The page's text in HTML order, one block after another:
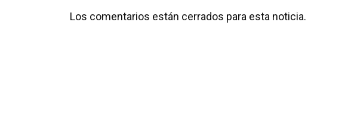
Los comentarios están cerrados para esta noticia.